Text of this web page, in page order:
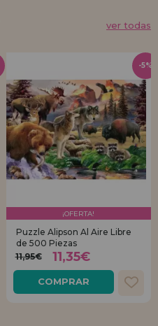
ver todas
¡OFERTA!
Puzzle Alipson Al Aire Libre
de 500 Piezas
11,95€
11,35€
COMPRAR
-5%